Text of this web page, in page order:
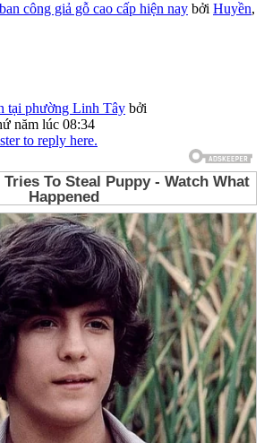
công giả gỗ cao cấp hiện nay bởi Huyền,
tại phường Linh Tây bởi
năm lúc 08:34
to reply here.